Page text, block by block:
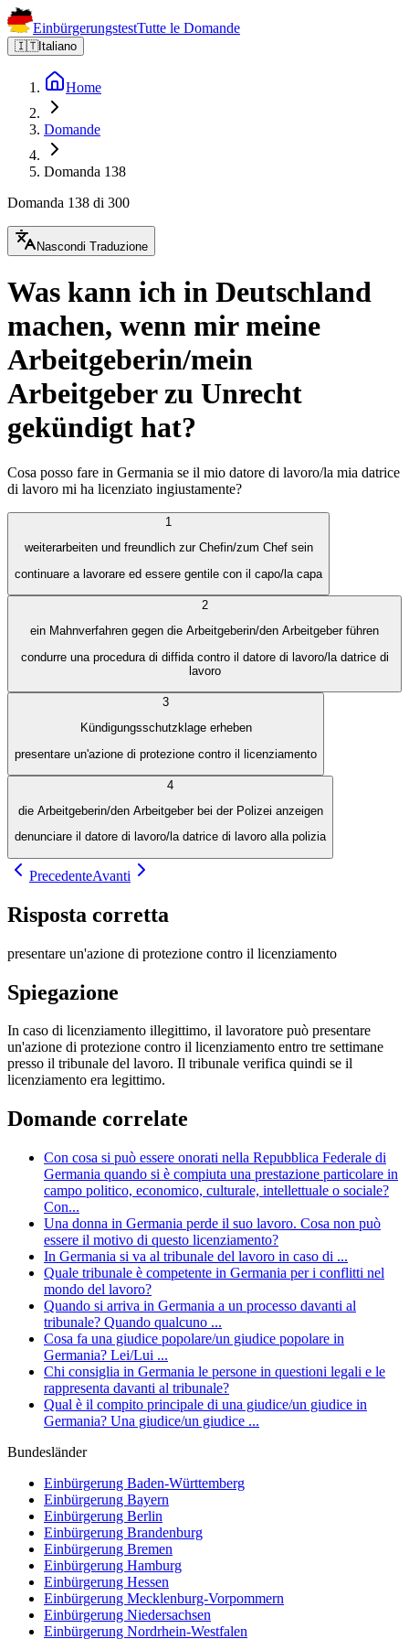
EinbürgerungstestTutte le Domande
🇮🇹Italiano
Home
Domande
Domanda 138
Domanda 138 di 300
Nascondi Traduzione
Was kann ich in Deutschland
machen, wenn mir meine
Arbeitgeberin/mein
Arbeitgeber zu Unrecht
gekündigt hat?
Cosa posso fare in Germania se il mio datore di lavoro/la mia datrice
di lavoro mi ha licenziato ingiustamente?
1
weiterarbeiten und freundlich zur Chefin/zum Chef sein
continuare a lavorare ed essere gentile con il capo/la capa
2
ein Mahnverfahren gegen die Arbeitgeberin/den Arbeitgeber führen
condurre una procedura di diffida contro il datore di lavoro/la datrice di
lavoro
3
Kündigungsschutzklage erheben
presentare un'azione di protezione contro il licenziamento
4
die Arbeitgeberin/den Arbeitgeber bei der Polizei anzeigen
denunciare il datore di lavoro/la datrice di lavoro alla polizia
PrecedenteAvanti
Risposta corretta
presentare un'azione di protezione contro il licenziamento
Spiegazione
In caso di licenziamento illegittimo, il lavoratore può presentare
un'azione di protezione contro il licenziamento entro tre settimane
presso il tribunale del lavoro. Il tribunale verifica quindi se il
licenziamento era legittimo.
Domande correlate
Con cosa si può essere onorati nella Repubblica Federale di
Germania quando si è compiuta una prestazione particolare in
campo politico, economico, culturale, intellettuale o sociale?
Con...
Una donna in Germania perde il suo lavoro. Cosa non può
essere il motivo di questo licenziamento?
In Germania si va al tribunale del lavoro in caso di ...
Quale tribunale è competente in Germania per i conflitti nel
mondo del lavoro?
Quando si arriva in Germania a un processo davanti al
tribunale? Quando qualcuno ...
Cosa fa una giudice popolare/un giudice popolare in
Germania? Lei/Lui ...
Chi consiglia in Germania le persone in questioni legali e le
rappresenta davanti al tribunale?
Qual è il compito principale di una giudice/un giudice in
Germania? Una giudice/un giudice ...
Bundesländer
Einbürgerung Baden-Württemberg
Einbürgerung Bayern
Einbürgerung Berlin
Einbürgerung Brandenburg
Einbürgerung Bremen
Einbürgerung Hamburg
Einbürgerung Hessen
Einbürgerung Mecklenburg-Vorpommern
Einbürgerung Niedersachsen
Einbürgerung Nordrhein-Westfalen